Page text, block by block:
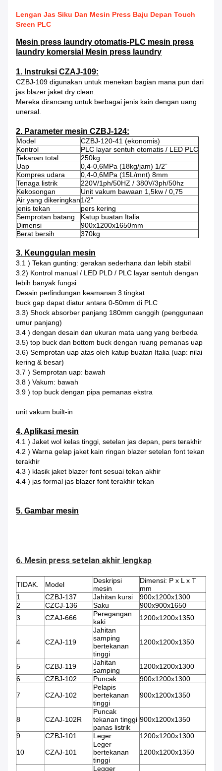
Lengan Jas Siku Dan Mesin Press Baju Depan Touch
Sreen PLC
Mesin press laundry otomatis-PLC mesin press
laundry komersial Mesin press laundry
1. Instruksi CZAJ-109:
CZBJ-109 digunakan untuk menekan bagian mana pun dari
jas blazer jaket dry clean.
Mereka dirancang untuk berbagai jenis kain dengan uang
unersal.
2. Parameter mesin CZBJ-124:
Model
CZBJ-120-41 (ekonomis)
Kontrol
PLC layar sentuh otomatis / LED PLC
Tekanan total
250kg
Uap
0,4-0,6MPa (18kg/jam) 1/2”
Kompres udara
0,4-0,6MPa (15L/mnt) 8mm
Tenaga listrik
220V/1ph/50HZ / 380V/3ph/50hz
Kekosongan
Unit vakum bawaan 1,5kw / 0,75
Air yang dikeringkan1/2”
jenis tekan
pers kering
Semprotan batang
Katup buatan Italia
Dimensi
900x1200x1650mm
Berat bersih
370kg
3. Keunggulan mesin
3.1 ) Tekan gunting: gerakan sederhana dan lebih stabil
3.2) Kontrol manual / LED PLD / PLC layar sentuh dengan
lebih banyak fungsi
Desain perlindungan keamanan 3 tingkat
buck gap dapat diatur antara 0-50mm di PLC
3.3) Shock absorber panjang 180mm canggih (penggunaan
umur panjang)
3.4 ) dengan desain dan ukuran mata uang yang berbeda
3.5) top buck dan bottom buck dengan ruang pemanas uap
3.6) Semprotan uap atas oleh katup buatan Italia (uap: nilai
kering & besar)
3.7 ) Semprotan uap: bawah
3.8 ) Vakum: bawah
3.9 ) top buck dengan pipa pemanas ekstra
unit vakum built-in
4. Aplikasi mesin
4.1 ) Jaket wol kelas tinggi, setelan jas depan, pers terakhir
4.2 ) Warna gelap jaket kain ringan blazer setelan font tekan
terakhir
4.3 ) klasik jaket blazer font sesuai tekan akhir
4.4 ) jas formal jas blazer font terakhir tekan
5. Gambar mesin
6. Mesin press setelan akhir lengkap
TIDAK. Model
Deskripsi
mesin
Dimensi: P x L x T
mm
1
CZBJ-137 Jahitan kursi
900x1200x1300
2
CZCJ-136 Saku
900x900x1650
3
CZAJ-666
Peregangan
kaki
1200x1200x1350
4 CZAJ-119
Jahitan
samping
bertekanan
tinggi
1200x1200x1350
5 CZBJ-119
Jahitan
samping
1200x1200x1300
6
CZBJ-102 Puncak 900x1200x1300
7 CZAJ-102
Pelapis
bertekanan
tinggi
900x1200x1350
8 CZAJ-102R
Puncak
tekanan tinggi
panas listrik
900x1200x1350
9 CZBJ-101 Leger 1200x1200x1300
10 CZAJ-101
Leger
bertekanan
tinggi
1200x1200x1350
Legger